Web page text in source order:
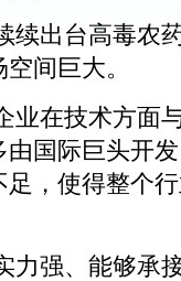
续出台高毒农
间巨大。
业在技术方面
国际巨头开
，使得整个
力强、能够承